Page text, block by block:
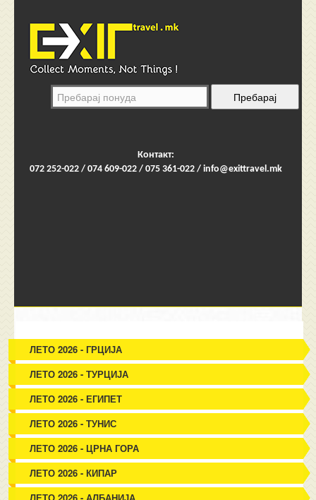
Контакт:
072 252-022 / 074 609-022 / 075 361-022 / info@exittravel.mk
ЛЕТО 2026 - ГРЦИЈА
ЛЕТО 2026 - ТУРЦИЈА
ЛЕТО 2026 - ЕГИПЕТ
ЛЕТО 2026 - ТУНИС
ЛЕТО 2026 - ЦРНА ГОРА
ЛЕТО 2026 - КИПАР